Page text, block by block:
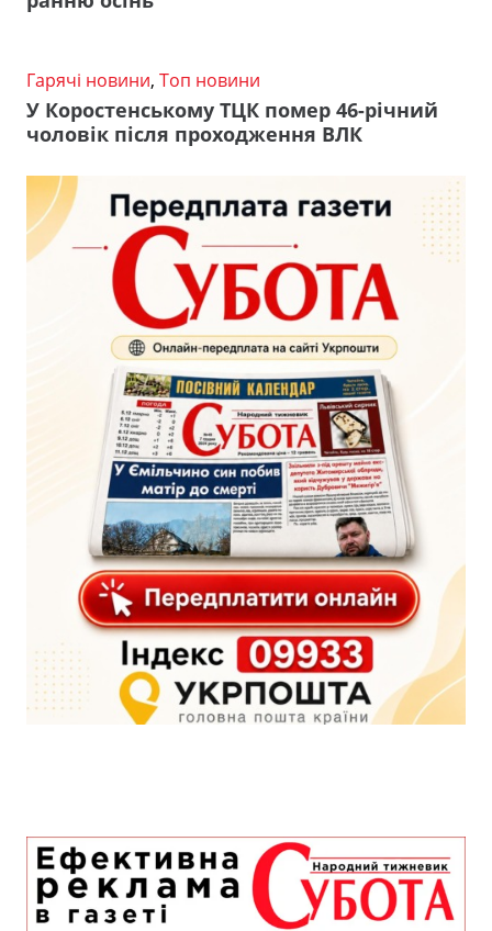
Гарячі новини, Топ новини
У Коростенському ТЦК помер 46-річний
чоловік після проходження ВЛК